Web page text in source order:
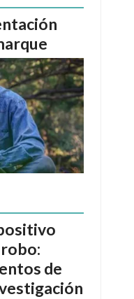
de